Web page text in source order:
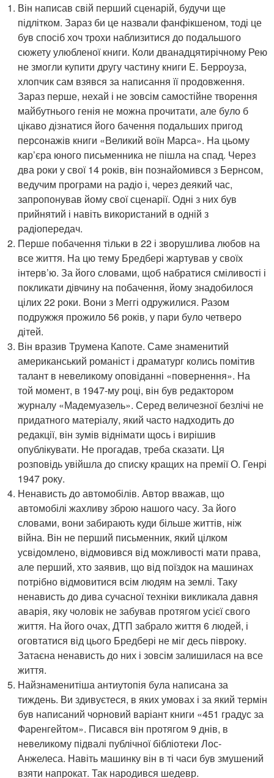
Він написав свій перший сценарій, будучи ще
підлітком. Зараз би це назвали фанфікшеном, тоді це
був спосіб хоч трохи наблизитися до подальшого
сюжету улюбленої книги. Коли дванадцятирічному Рею
не змогли купити другу частину книги Е. Берроуза,
хлопчик сам взявся за написання її продовження.
Зараз перше, нехай і не зовсім самостійне творення
майбутнього генія не можна прочитати, але було б
цікаво дізнатися його бачення подальших пригод
персонажів книги «Великий воїн Марса». На цьому
кар’єра юного письменника не пішла на спад. Через
два роки у свої 14 років, він познайомився з Бернсом,
ведучим програми на радіо і, через деякий час,
запропонував йому свої сценарії. Одні з них був
прийнятий і навіть використаний в одній з
радіопередач.
Перше побачення тільки в 22 і зворушлива любов на
все життя. На цю тему Бредбері жартував у своїх
інтерв’ю. За його словами, щоб набратися сміливості і
покликати дівчину на побачення, йому знадобилося
цілих 22 роки. Вони з Меггі одружилися. Разом
подружжя прожило 56 років, у пари було четверо
дітей.
Він вразив Трумена Капоте. Саме знаменитий
американський романіст і драматург колись помітив
талант в невеликому оповіданні «повернення». На
той момент, в 1947-му році, він був редактором
журналу «Мадемуазель». Серед величезної безлічі не
придатного матеріалу, який часто надходить до
редакції, він зумів віднімати щось і вирішив
опублікувати. Не прогадав, треба сказати. Ця
розповідь увійшла до списку кращих на премії О. Генрі
1947 року.
Ненависть до автомобілів. Автор вважав, що
автомобілі жахливу зброю нашого часу. За його
словами, вони забирають куди більше життів, ніж
війна. Він не перший письменник, який цілком
усвідомлено, відмовився від можливості мати права,
але перший, хто заявив, що від поїздок на машинах
потрібно відмовитися всім людям на землі. Таку
ненависть до дива сучасної техніки викликала давня
аварія, яку чоловік не забував протягом усієї свого
життя. На його очах, ДТП забрало життя 6 людей, і
оговтатися від цього Бредбері не міг десь півроку.
Затаєна ненависть до них і зовсім залишилася на все
життя.
Найзнаменитіша антиутопія була написана за
тиждень. Ви здивуєтеся, в яких умовах і за який термін
був написаний чорновий варіант книги «451 градус за
Фаренгейтом». Писався він протягом 9 днів, в
невеликому підвалі публічної бібліотеки Лос-
Анжелеса. Навіть машинку він в ті часи був змушений
взяти напрокат. Так народився шедевр.